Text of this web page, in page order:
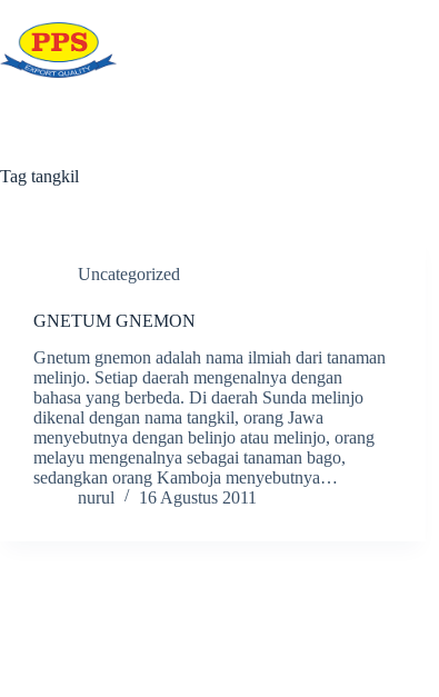
content
Tag tangkil
Uncategorized
GNETUM GNEMON
Gnetum gnemon adalah nama ilmiah dari tanaman
melinjo. Setiap daerah mengenalnya dengan
bahasa yang berbeda. Di daerah Sunda melinjo
dikenal dengan nama tangkil, orang Jawa
menyebutnya dengan belinjo atau melinjo, orang
melayu mengenalnya sebagai tanaman bago,
sedangkan orang Kamboja menyebutnya…
nurul
16 Agustus 2011